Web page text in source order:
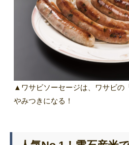
▲ワサビソーセージは、ワサビの
やみつきになる！